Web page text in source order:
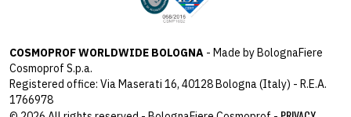
COSMOPROF WORLDWIDE BOLOGNA - Made by BolognaFiere
Cosmoprof S.p.a.
Registered office: Via Maserati 16, 40128 Bologna (Italy) - R.E.A.
1766978